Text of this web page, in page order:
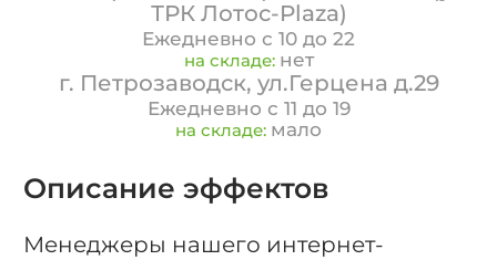
ТРК Лотос-Plaza)
Ежедневно с 10 до 22
на складе: нет
г. Петрозаводск, ул.Герцена д.29
Ежедневно с 11 до 19
на складе: мало
Описание эффектов
Менеджеры нашего интернет-